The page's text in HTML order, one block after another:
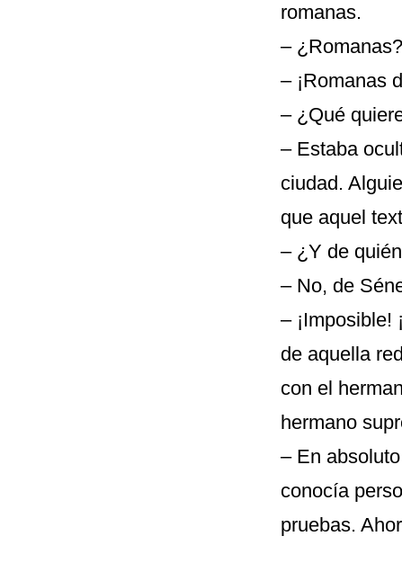
romanas.
–
– ¡Romanas
– ¿Qué
– Estaba
ciudad.
que aquel
– ¿Y de
– No, de
– ¡Imposible!
de aquella
con el
hermano
– En
conocía
pruebas.